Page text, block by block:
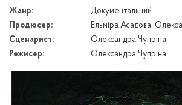
Жанр:
Документальний
Продюсер:
Ельміра Асадова,
Сценарист:
Олександра Чупріна
Режисер:
Олександра Чупріна